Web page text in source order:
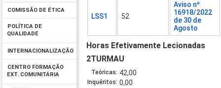
COMISSÃO DE ÉTICA
POLÍTICA DE
QUALIDADE
INTERNACIONALIZAÇÃO
CENTRO FORMAÇÃO
EXT. COMUNITÁRIA
LSS1 52
Aviso nº
16918/2022
de 30 de
Agosto
Horas Efetivamente Lecionadas
2TURMAU
Teóricas: 42,00
Inquéritos: 0,00